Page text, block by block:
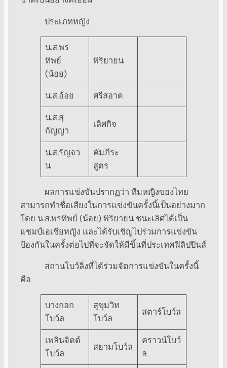
ประเภทหญิง
น.ส.พร
ทิพย์
(น้อย)
พิริยายน
น.ส.อ้อย ศรีสอาด
น.ส.สุ
กัญญา
เลิศกิจ
น.ส.รัญจว
น
คัมภีระ
สูตร
ผลการแข่งขันปรากฏว่า ทีมหญิงของไทย
สามารถทำชื่อเสียงในการแข่งขันครั้งนี้เป็นอย่างมาก
โดย น.ส.พรทิพย์ (น้อย) พิริยายน ชนะเลิศได้เป็น
แชมป์เอเชียหญิง และได้รับเชิญไปร่วมการแข่งขัน
ป้องกันในครั้งต่อไปที่จะจัดให้มีขึ้นที่ประเทศฟิลิปปินส์
สถานโบว์ลิ่งที่ได้ร่วมจัดการแข่งขันในครั้งนี้
คือ
บางกอก
โบว์ล
สุขุมวิท
โบว์ล
สตาร์โบว์ล
เพลินจิตต์
โบว์ล
สยามโบว์ล
คราวน์โบว์
ล